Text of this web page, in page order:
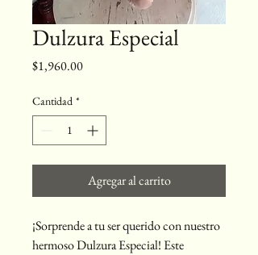
Dulzura Especial
$1,960.00Precio
Cantidad *
Agregar al carrito
¡Sorprende a tu ser querido con nuestro
hermoso Dulzura Especial! Este